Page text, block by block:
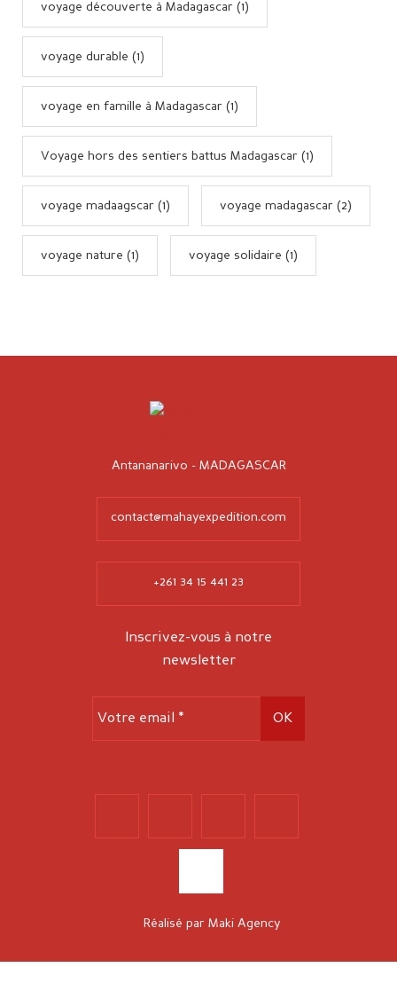
voyage découverte à Madagascar (1)
voyage durable (1)
voyage en famille à Madagascar (1)
Voyage hors des sentiers battus Madagascar (1)
voyage madaagscar (1) voyage madagascar (2)
voyage nature (1) voyage solidaire (1)
Antananarivo - MADAGASCAR
contact@mahayexpedition.com
+261 34 15 441 23
Inscrivez-vous à notre
newsletter
Réalisé par Maki Agency